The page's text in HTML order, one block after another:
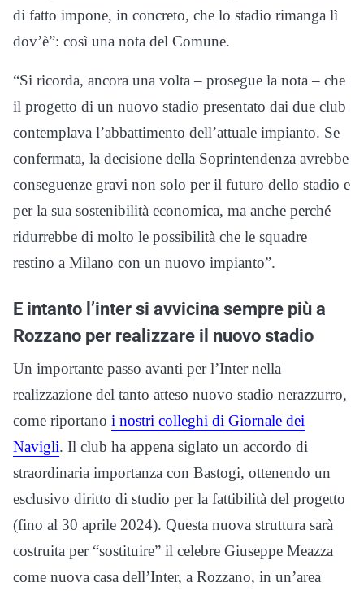
di fatto impone, in concreto, che lo stadio rimanga lì
dov’è”: così una nota del Comune.
“Si ricorda, ancora una volta – prosegue la nota – che
il progetto di un nuovo stadio presentato dai due club
contemplava l’abbattimento dell’attuale impianto. Se
confermata, la decisione della Soprintendenza avrebbe
conseguenze gravi non solo per il futuro dello stadio e
per la sua sostenibilità economica, ma anche perché
ridurrebbe di molto le possibilità che le squadre
restino a Milano con un nuovo impianto”.
E intanto l’inter si avvicina sempre più a
Rozzano per realizzare il nuovo stadio
Un importante passo avanti per l’Inter nella
realizzazione del tanto atteso nuovo stadio nerazzurro,
come riportano i nostri colleghi di Giornale dei
Navigli. Il club ha appena siglato un accordo di
straordinaria importanza con Bastogi, ottenendo un
esclusivo diritto di studio per la fattibilità del progetto
(fino al 30 aprile 2024). Questa nuova struttura sarà
costruita per “sostituire” il celebre Giuseppe Meazza
come nuova casa dell’Inter, a Rozzano, in un’area